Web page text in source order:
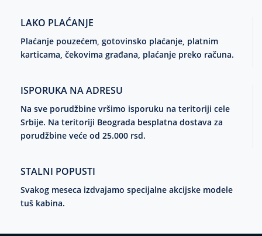
LAKO PLAĆANJE
Plaćanje pouzećem, gotovinsko plaćanje, platnim
karticama, čekovima građana, plaćanje preko računa.
ISPORUKA NA ADRESU
Na sve porudžbine vršimo isporuku na teritoriji cele
Srbije. Na teritoriji Beograda besplatna dostava za
porudžbine veće od 25.000 rsd.
STALNI POPUSTI
Svakog meseca izdvajamo specijalne akcijske modele
tuš kabina.